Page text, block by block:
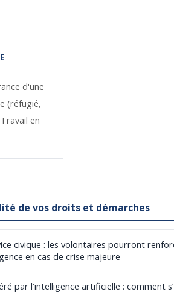
d'une
(réfugié,
Travail en
de vos droits et démarches
civique : les volontaires pourront
en cas de crise majeure
par l’intelligence artificielle : comment